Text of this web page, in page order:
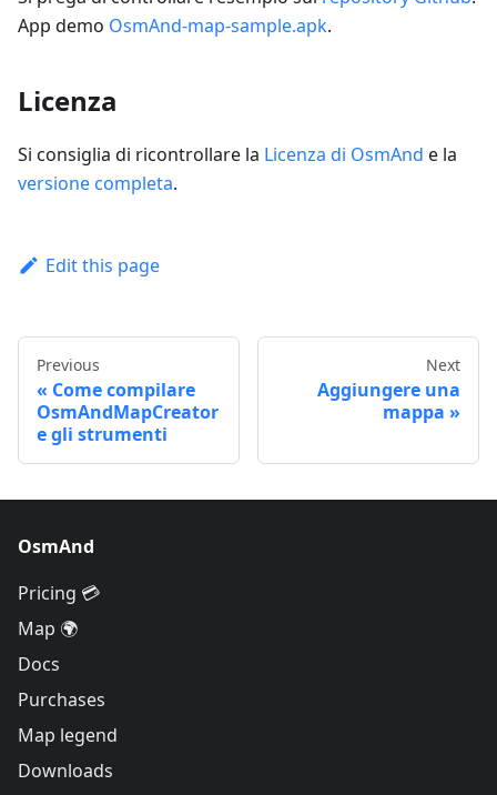
App demo OsmAnd-map-sample.apk.
Licenza
Si consiglia di ricontrollare la Licenza di OsmAnd e la
versione completa.
Edit this page
Previous
Come compilare
OsmAndMapCreator
e gli strumenti
Next
Aggiungere una
mappa
OsmAnd
Pricing 💳
Map 🌍
Docs
Purchases
Map legend
Downloads